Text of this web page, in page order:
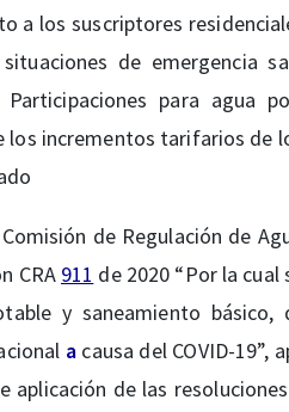
a los suscriptores
de emergencia
Participaciones para agua
los incrementos tarifarios de
de Regulación de
CRA 911 de 2020 “Por la
y saneamiento
a causa del COVID-19”,
aplicación de las